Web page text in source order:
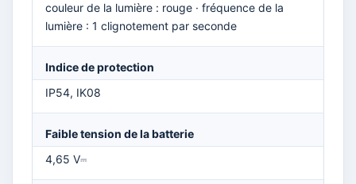
couleur de la lumière : rouge · fréquence de la
lumière : 1 clignotement par seconde
Indice de protection
IP54, IK08
Faible tension de la batterie
4,65 V⎓